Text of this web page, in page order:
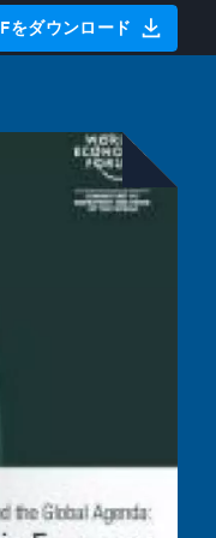
をダウンロード